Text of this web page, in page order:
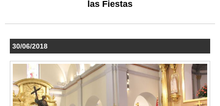
las Fiestas
30/06/2018